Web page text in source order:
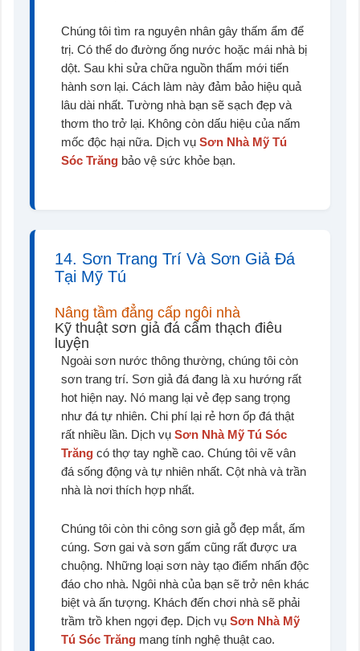
Chúng tôi tìm ra nguyên nhân gây thấm ẩm để
trị. Có thể do đường ống nước hoặc mái nhà bị
dột. Sau khi sửa chữa nguồn thấm mới tiến
hành sơn lại. Cách làm này đảm bảo hiệu quả
lâu dài nhất. Tường nhà bạn sẽ sạch đẹp và
thơm tho trở lại. Không còn dấu hiệu của nấm
mốc độc hại nữa. Dịch vụ Sơn Nhà Mỹ Tú
Sóc Trăng bảo vệ sức khỏe bạn.
14. Sơn Trang Trí Và Sơn Giả Đá
Tại Mỹ Tú
Nâng tầm đẳng cấp ngôi nhà
Kỹ thuật sơn giả đá cẩm thạch điêu
luyện
Ngoài sơn nước thông thường, chúng tôi còn
sơn trang trí. Sơn giả đá đang là xu hướng rất
hot hiện nay. Nó mang lại vẻ đẹp sang trọng
như đá tự nhiên. Chi phí lại rẻ hơn ốp đá thật
rất nhiều lần. Dịch vụ Sơn Nhà Mỹ Tú Sóc
Trăng có thợ tay nghề cao. Chúng tôi vẽ vân
đá sống động và tự nhiên nhất. Cột nhà và trần
nhà là nơi thích hợp nhất.
Chúng tôi còn thi công sơn giả gỗ đẹp mắt, ấm
cúng. Sơn gai và sơn gấm cũng rất được ưa
chuộng. Những loại sơn này tạo điểm nhấn độc
đáo cho nhà. Ngôi nhà của bạn sẽ trở nên khác
biệt và ấn tượng. Khách đến chơi nhà sẽ phải
trầm trồ khen ngợi đẹp. Dịch vụ Sơn Nhà Mỹ
Tú Sóc Trăng mang tính nghệ thuật cao.